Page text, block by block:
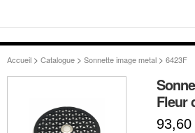
recherche
Accueil > Catalogue > Sonnette image metal > 6423F
Fleur
93,60